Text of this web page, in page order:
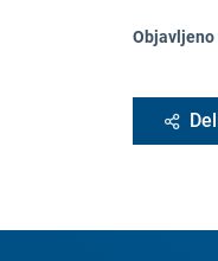
Objavljeno